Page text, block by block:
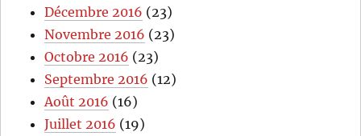
Décembre 2016 (23)
Novembre 2016 (23)
Octobre 2016 (23)
Septembre 2016 (12)
Août 2016 (16)
Juillet 2016 (19)